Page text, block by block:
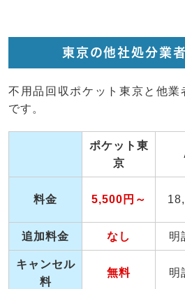
東京の他社処分業者
不用品回収ポケット東京と他業
です。
ポケット東
京
料金 5,500円～
追加料金 なし 明
キャンセル
料
無料 明